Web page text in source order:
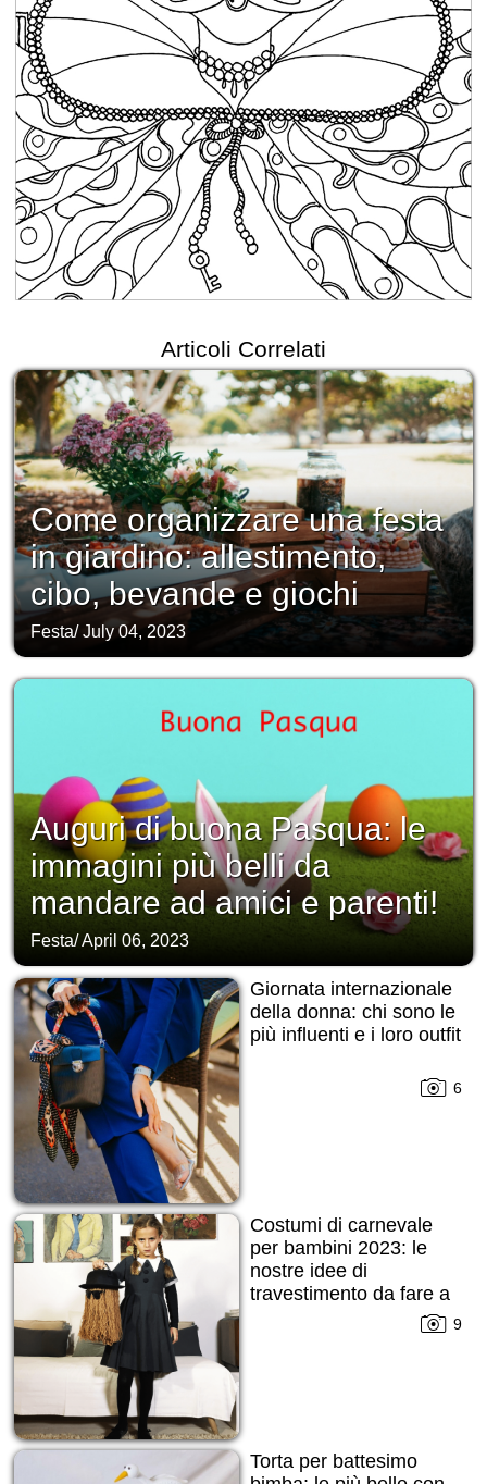
Articoli Correlati
Come organizzare una festa
in giardino: allestimento,
cibo, bevande e giochi
Festa/July 04, 2023
Auguri di buona Pasqua: le
immagini più belli da
mandare ad amici e parenti!
Festa/April 06, 2023
Giornata internazionale
della donna: chi sono le
più influenti e i loro outfit
6
Costumi di carnevale
per bambini 2023: le
nostre idee di
travestimento da fare a
9
Torta per battesimo